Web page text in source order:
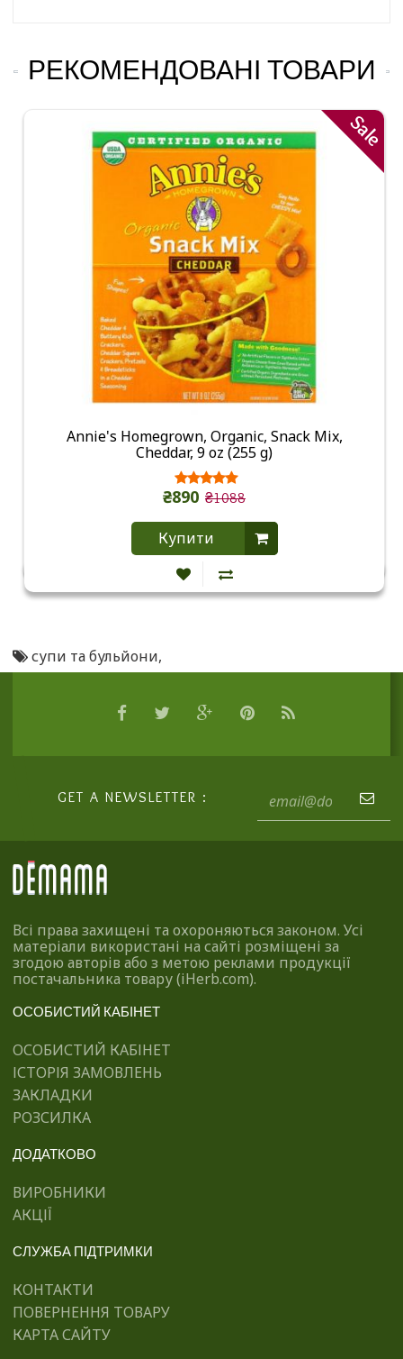
РЕКОМЕНДОВАНІ ТОВАРИ
Sale
Annie's Homegrown, Organic, Snack Mix,
Cheddar, 9 oz (255 g)
₴890 ₴1088
Купити
супи та бульйони,
GET A NEWSLETTER :
Всі права захищені та охороняються законом. Усі
матеріали використані на сайті розміщені за
згодою авторів або з метою реклами продукції
постачальника товару (iHerb.com).
ОСОБИСТИЙ КАБІНЕТ
ОСОБИСТИЙ КАБІНЕТ
ІСТОРІЯ ЗАМОВЛЕНЬ
ЗАКЛАДКИ
РОЗСИЛКА
ДОДАТКОВО
ВИРОБНИКИ
АКЦІЇ
СЛУЖБА ПІДТРИМКИ
КОНТАКТИ
ПОВЕРНЕННЯ ТОВАРУ
КАРТА САЙТУ